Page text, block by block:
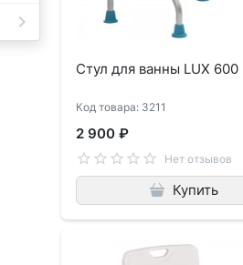
Стул для ванны LUX 600
Код товара: 3211
2 900 ₽
Нет отзывов
Купить